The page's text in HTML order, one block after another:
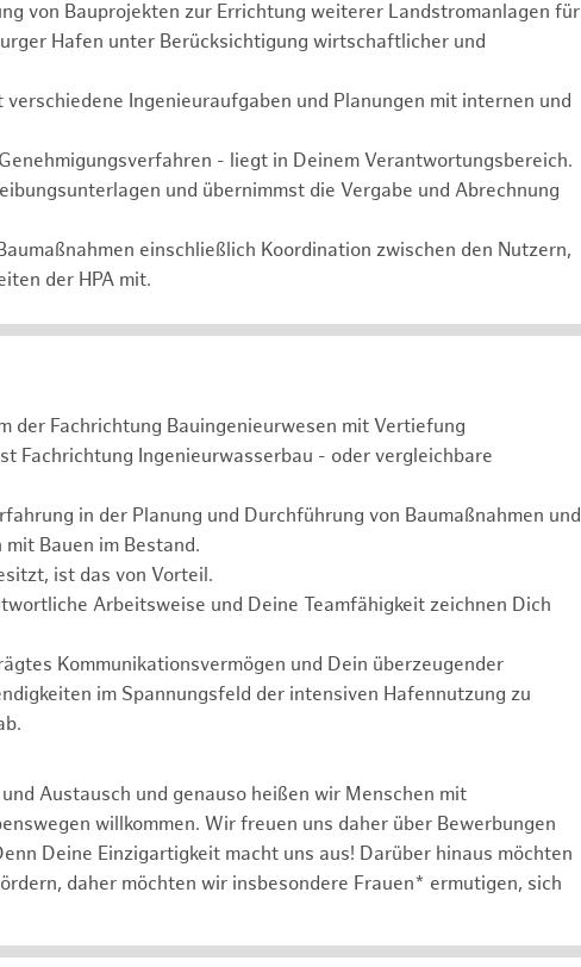
von Bauprojekten zur Errichtung weiterer Landstromanlagen für
Hafen unter Berücksichtigung wirtschaftlicher und
Ingenieuraufgaben und Planungen mit internen und
- liegt in Deinem Verantwortungsbereich.
und übernimmst die Vergabe und Abrechnung
einschließlich Koordination zwischen den Nutzern,
der HPA mit.
der Fachrichtung Bauingenieurwesen mit Vertiefung
Fachrichtung Ingenieurwasserbau - oder vergleichbare
in der Planung und Durchführung von Baumaßnahmen und
Bauen im Bestand.
ist das von Vorteil.
Arbeitsweise und Deine Teamfähigkeit zeichnen Dich
Kommunikationsvermögen und Dein überzeugender
im Spannungsfeld der intensiven Hafennutzung zu
Austausch und genauso heißen wir Menschen mit
willkommen. Wir freuen uns daher über Bewerbungen
Deine Einzigartigkeit macht uns aus! Darüber hinaus möchten
daher möchten wir insbesondere Frauen* ermutigen, sich